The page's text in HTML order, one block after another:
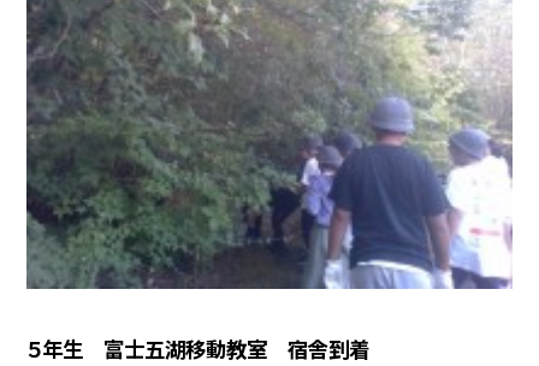
５年生 富士五湖移動教室 宿舎到着